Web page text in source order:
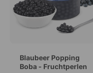
Blaubeer Popping
Boba - Fruchtperlen